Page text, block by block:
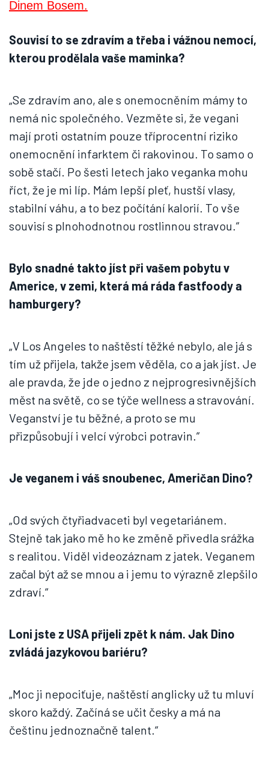
Souvisí to se zdravím a třeba i vážnou nemocí,
kterou prodělala vaše maminka?
„Se zdravím ano, ale s onemocněním mámy to
nemá nic společného. Vezměte si, že vegani
mají proti ostatním pouze tříprocentní riziko
onemocnění infarktem či rakovinou. To samo o
sobě stačí. Po šesti letech jako veganka mohu
říct, že je mi líp. Mám lepší pleť, hustší vlasy,
stabilní váhu, a to bez počítání kalorií. To vše
souvisí s plnohodnotnou rostlinnou stravou.“
Bylo snadné takto jíst při vašem pobytu v
Americe, v zemi, která má ráda fastfoody a
hamburgery?
„V Los Angeles to naštěstí těžké nebylo, ale já s
tím už přijela, takže jsem věděla, co a jak jíst. Je
ale pravda, že jde o jedno z nejprogresivnějších
měst na světě, co se týče wellness a stravování.
Veganství je tu běžné, a proto se mu
přizpůsobují i velcí výrobci potravin.“
Je veganem i váš snoubenec, Američan Dino?
„Od svých čtyřiadvaceti byl vegetariánem.
Stejně tak jako mě ho ke změně přivedla srážka
s realitou. Viděl videozáznam z jatek. Veganem
začal být až se mnou a i jemu to výrazně zlepšilo
zdraví.“
Loni jste z USA přijeli zpět k nám. Jak Dino
zvládá jazykovou bariéru?
„Moc ji nepociťuje, naštěstí anglicky už tu mluví
skoro každý. Začíná se učit česky a má na
češtinu jednoznačně talent.“